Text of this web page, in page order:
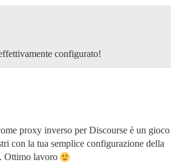
configurato!
proxy inverso per Discourse è un gioco
con la tua semplice configurazione della
Ottimo lavoro